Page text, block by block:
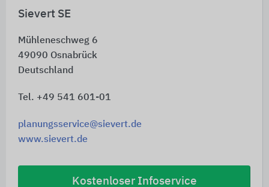
Sievert SE
Mühleneschweg 6
49090 Osnabrück
Deutschland
Tel. +49 541 601-01
planungsservice@sievert.de
www.sievert.de
Kostenloser Infoservice